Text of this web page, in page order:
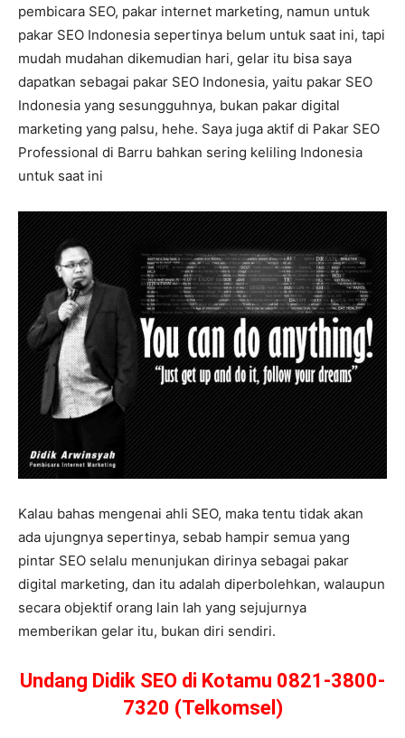
pembicara SEO, pakar internet marketing, namun untuk
pakar SEO Indonesia sepertinya belum untuk saat ini, tapi
mudah mudahan dikemudian hari, gelar itu bisa saya
dapatkan sebagai pakar SEO Indonesia, yaitu pakar SEO
Indonesia yang sesungguhnya, bukan pakar digital
marketing yang palsu, hehe. Saya juga aktif di Pakar SEO
Professional di Barru bahkan sering keliling Indonesia
untuk saat ini
Kalau bahas mengenai ahli SEO, maka tentu tidak akan
ada ujungnya sepertinya, sebab hampir semua yang
pintar SEO selalu menunjukan dirinya sebagai pakar
digital marketing, dan itu adalah diperbolehkan, walaupun
secara objektif orang lain lah yang sejujurnya
memberikan gelar itu, bukan diri sendiri.
Undang Didik SEO di Kotamu 0821-3800-
7320 (Telkomsel)